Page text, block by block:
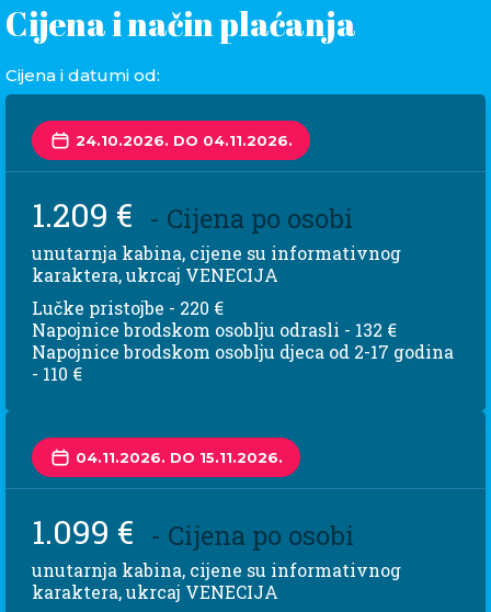
Cijena i način plaćanja
Cijena i datumi od:
24.10.2026. DO 04.11.2026.
1.209 € - Cijena po osobi
unutarnja kabina, cijene su informativnog
karaktera, ukrcaj VENECIJA
Lučke pristojbe - 220 €
Napojnice brodskom osoblju odrasli - 132 €
Napojnice brodskom osoblju djeca od 2-17 godina
- 110 €
04.11.2026. DO 15.11.2026.
1.099 € - Cijena po osobi
unutarnja kabina, cijene su informativnog
karaktera, ukrcaj VENECIJA